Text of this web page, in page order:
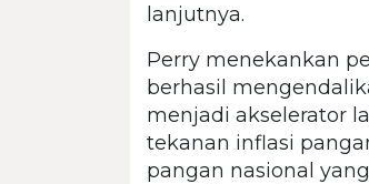
lanjutnya.
Perry menekankan
berhasil
menjadi akselerator
tekanan inflasi
pangan nasional